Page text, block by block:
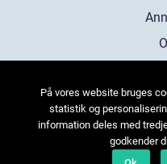
På vores website bruges
statistik og
information deles med
godkender